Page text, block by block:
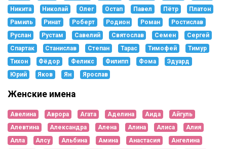
Никита
Николай Олег Остап Павел Пётр
Платон
Рамиль
Ринат Роберт Родион Роман
Ростислав
Руслан
Рустам Савелий Святослав Семен
Сергей
Спартак
Станислав Степан Тарас Тимофей
Тимур
Тихон
Фёдор Феликс Филипп Фома
Эдуард
Юрий
Яков Ян Ярослав
Женские имена
Авелина Аврора Агата Аделина Аида
Айгуль
Алевтина
Александра Алена Алина Алиса
Алия
Алла
Алсу Альбина Амина Анастасия
Ангелина